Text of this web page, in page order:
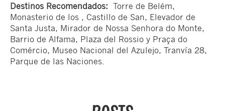
Destinos Recomendados: Torre de Belém,
Monasterio de los , Castillo de San, Elevador de
Santa Justa, Mirador de Nossa Senhora do Monte,
Barrio de Alfama, Plaza del Rossio y Praça do
Comércio, Museo Nacional del Azulejo, Tranvía 28,
Parque de las Naciones.